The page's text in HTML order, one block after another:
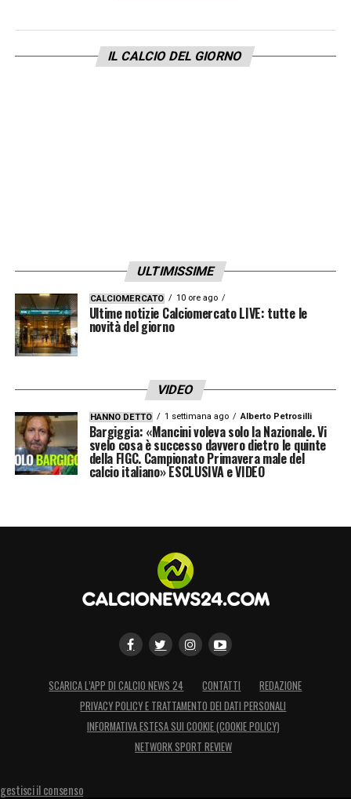
IL CALCIO DEL GIORNO
ULTIMISSIME
CALCIOMERCATO 10 ore ago
Ultime notizie Calciomercato LIVE: tutte le
novità del giorno
VIDEO
HANNO DETTO 1 settimana ago Alberto Petrosilli
Bargiggia: «Mancini voleva solo la Nazionale. Vi
svelo cosa è successo davvero dietro le quinte
della FIGC. Campionato Primavera male del
calcio italiano» ESCLUSIVA e VIDEO
SCARICA L’APP DI CALCIO NEWS 24 CONTATTI
REDAZIONE
PRIVACY POLICY E TRATTAMENTO DEI DATI PERSONALI
INFORMATIVA ESTESA SUI COOKIE (COOKIE POLICY)
NETWORK SPORT REVIEW
gestisci il consenso